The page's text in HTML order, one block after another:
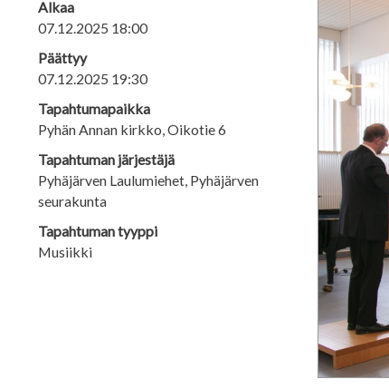
Alkaa
07.12.2025 18:00
Päättyy
07.12.2025 19:30
Tapahtumapaikka
Pyhän Annan kirkko, Oikotie 6
Tapahtuman järjestäjä
Pyhäjärven Laulumiehet, Pyhäjärven
seurakunta
Tapahtuman tyyppi
Musiikki